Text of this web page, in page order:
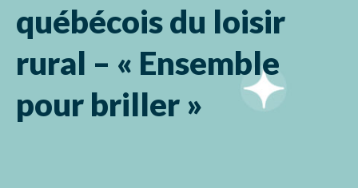
québécois du loisir
rural – « Ensemble
pour briller »